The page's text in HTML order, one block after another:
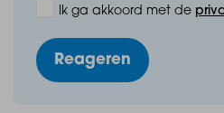
Ik ga akkoord met de
Reageren